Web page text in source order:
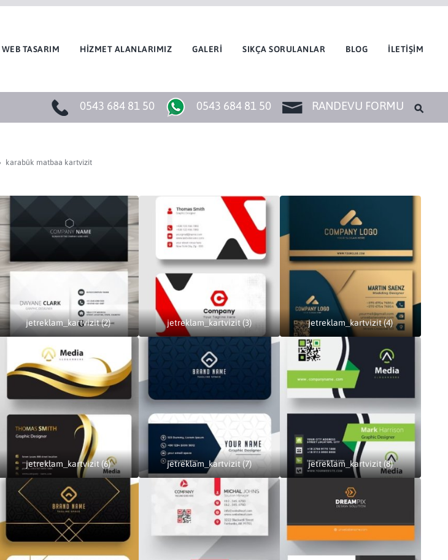
WEB TASARIM HİZMET ALANLARIMIZ GALERİ SIKÇA SORULANLAR BLOG İLETİŞİM
0543 684 81 50 0543 684 81 50 RANDEVU FORMU
karabük matbaa kartvizit
jetreklam_kartvizit (2) jetreklam_kartvizit (3) jetreklam_kartvizit (4)
jetreklam_kartvizit (6) jetreklam_kartvizit (7) jetreklam_kartvizit (8)